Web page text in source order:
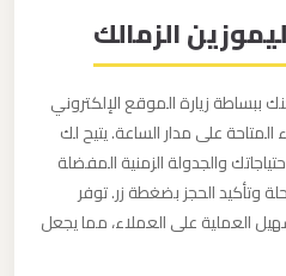
الزمالك
ببساطة زيارة الموقع الإلكتروني
على مدار الساعة. يتيح لك
والجدولة الزمنية المفضلة
وتأكيد الحجز بضغطة زر. توفر
العملية على العملاء، مما يجعل